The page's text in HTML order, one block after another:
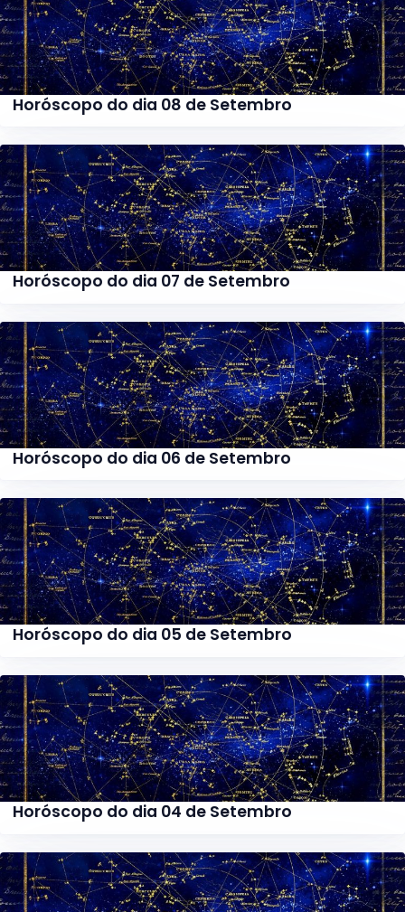
Horóscopo do dia 08 de Setembro
Horóscopo do dia 07 de Setembro
Horóscopo do dia 06 de Setembro
Horóscopo do dia 05 de Setembro
Horóscopo do dia 04 de Setembro